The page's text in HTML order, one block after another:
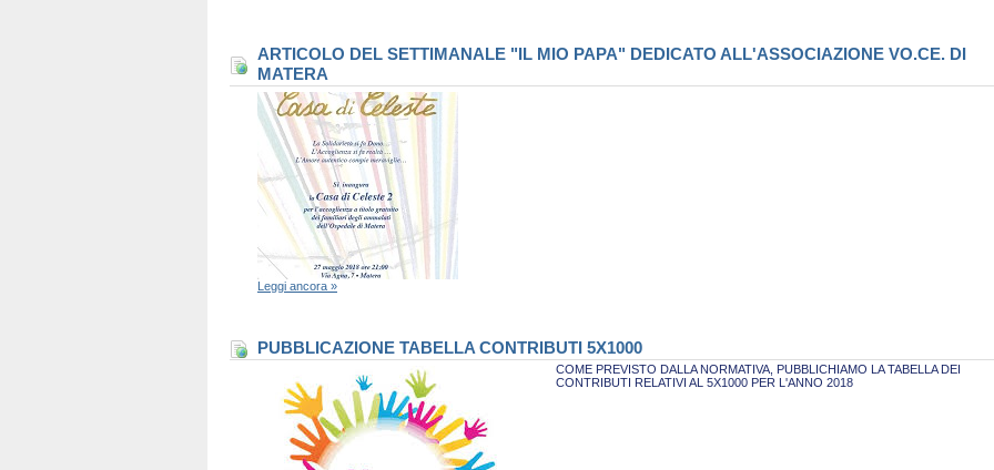
ARTICOLO DEL SETTIMANALE "IL MIO PAPA" DEDICATO ALL'ASSOCIAZIONE VO.CE. DI
MATERA
Leggi ancora »
PUBBLICAZIONE TABELLA CONTRIBUTI 5X1000
COME PREVISTO DALLA NORMATIVA, PUBBLICHIAMO LA TABELLA DEI
CONTRIBUTI RELATIVI AL 5X1000 PER L'ANNO 2018